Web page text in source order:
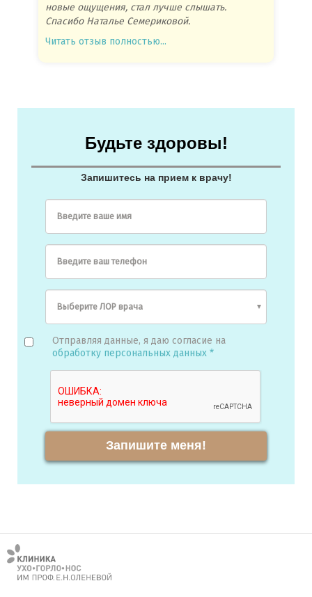
новые ощущения, стал лучше слышать.
Спасибо Наталье Семериковой.
Читать отзыв полностью...
Будьте здоровы!
Запишитесь на прием к врачу!
Введите ваше имя
Введите ваш телефон
Отправляя данные, я даю согласие на
обработку персональных данных *
Запишите меня!